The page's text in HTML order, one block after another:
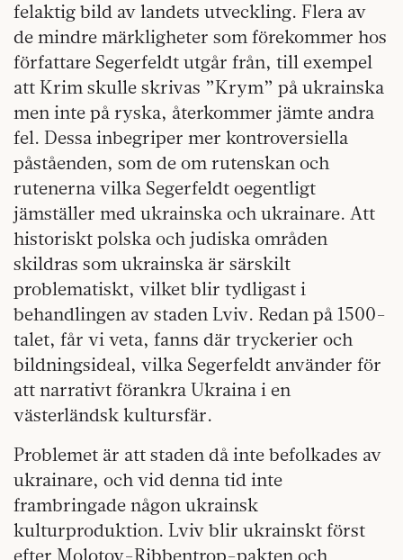
felaktig bild av landets utveckling. Flera av
de mindre märkligheter som förekommer hos
författare Segerfeldt utgår från, till exempel
att Krim skulle skrivas ”Krym” på ukrainska
men inte på ryska, återkommer jämte andra
fel. Dessa inbegriper mer kontroversiella
påståenden, som de om rutenskan och
rutenerna vilka Segerfeldt oegentligt
jämställer med ukrainska och ukrainare. Att
historiskt polska och judiska områden
skildras som ukrainska är särskilt
problematiskt, vilket blir tydligast i
behandlingen av staden Lviv. Redan på 1500-
talet, får vi veta, fanns där tryckerier och
bildningsideal, vilka Segerfeldt använder för
att narrativt förankra Ukraina i en
västerländsk kultursfär.
Problemet är att staden då inte befolkades av
ukrainare, och vid denna tid inte
frambringade någon ukrainsk
kulturproduktion. Lviv blir ukrainskt först
efter Molotov-Ribbentrop-pakten och